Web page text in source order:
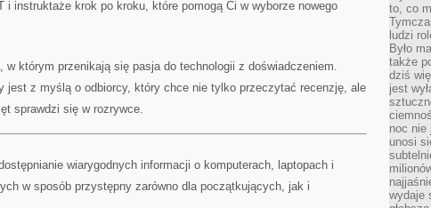
i instruktaże krok po kroku, które pomogą Ci w wyborze nowego
w którym przenikają się pasja do technologii z doświadczeniem.
jest z myślą o odbiorcy, który chce nie tylko przeczytać recenzję, ale
sprawdzi się w rozrywce.
wiarygodnych informacji o komputerach, laptopach i
w sposób przystępny zarówno dla początkujących, jak i
to, co
ludzi
Było
także
dziś
jest
noc nie
unosi
wydaje